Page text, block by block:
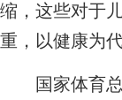
缩，这些对于
重，以健康为
国家体育总